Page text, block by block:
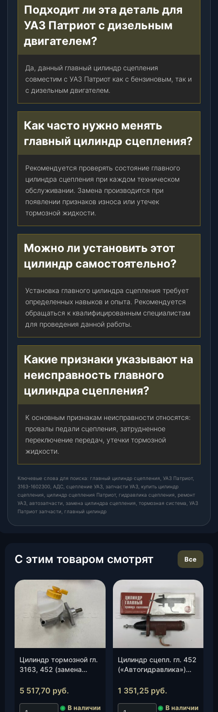
Подходит ли эта деталь для
УАЗ Патриот с дизельным
двигателем?
Да, данный главный цилиндр сцепления
совместим с УАЗ Патриот как с бензиновым, так и
с дизельным двигателем.
Как часто нужно менять
главный цилиндр сцепления?
Рекомендуется проверять состояние главного
цилиндра сцепления при каждом техническом
обслуживании. Замена производится при
появлении признаков износа или утечек
тормозной жидкости.
Можно ли установить этот
цилиндр самостоятельно?
Установка главного цилиндра сцепления требует
определенных навыков и опыта. Рекомендуется
обращаться к квалифицированным специалистам
для проведения данной работы.
Какие признаки указывают на
неисправность главного
цилиндра сцепления?
К основным признакам неисправности относятся:
провалы педали сцепления, затрудненное
переключение передач, утечки тормозной
жидкости.
Ключевые слова для поиска: главный цилиндр сцепления, УАЗ Патриот,
3163-1602300, АДС, сцепление УАЗ, запчасти УАЗ, купить цилиндр
сцепления, цилиндр сцепления Патриот, гидравлика сцепления, ремонт
УАЗ, автозапчасти, замена цилиндра сцепления, тормозная система, УАЗ
Патриот запчасти, главный цилиндр
С этим товаром смотрят Все
Цилиндр тормозной гл.
3163, 452 (замена
63), шт.
5 517,70 руб.
◉ В наличии
Цилиндр сцепл. гл. 452
(«Автогидравлика»)
1 351,25 руб.
◉ В наличии